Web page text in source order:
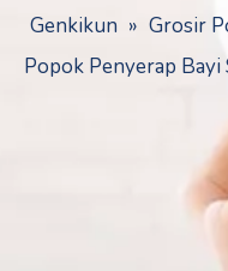
Genkikun » Grosir
Popok Penyerap Bayi